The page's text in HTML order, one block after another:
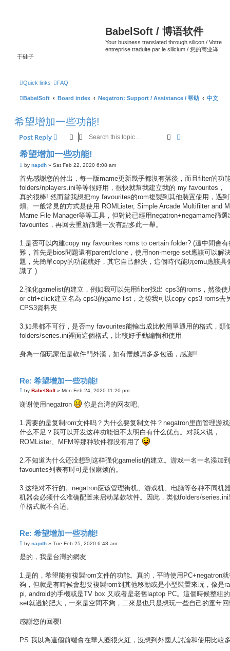
BabelSoft / 博语软件
Your business translated through silicon / Votre
entreprise traduite par le silicium / 您的商业译
于硅子
Quick links FAQ
BabelSoft Board index Negatron: Support / Assistance / 帮助 中文
希望增加一些功能!
Post Reply Search
希望增加一些功能!
P
s
t
by napdh » Sat Feb 22, 2020 6:08 am
首先感謝您的付出，每一版mame更新幾乎都沒有落後，而且filter的功
folders/nplayers.ini等等很好用，很快就幫我建立我的 my favourites，
真的很棒! 然而當我想把my favourites的rom複製到其他裝置使用，遇
煩。一般常見的方式是使用 ROMLister, Simple Arcade Multifilter and
Mame File Manager等等工具，但對於已經用negatron+negamame篩選
favourites，再回去重新篩選一次有點多此一舉。
1.是否可以內建copy my favourites roms to certain folder? (這中間會有
難，首先是bios問題還有parent/clone，使用non-merge set應該可以解
題，先簡單copy的功能就好，其它自己解決，這個時代能玩emu應該具
識了 )
2.強化gamelist的建立，例如我可以先用filter找出 cps3的roms，然後使
or ctrl+click建立名為 cps3的game list，之後我可以copy cps3 roms去
CPS3資料夾
3.如果都不可行，是否my favourites能輸出成比較簡單通用的格式，類
folders/series.ini裡面這個格式，比較好手動編輯和使用
身為一個玩家但是軟件門外漢，如有僭越請多多包涵，感謝!!
Re: 希望增加一些功能!
P
s
t
by BabelSoft» Mon Feb 24, 2020 11:20 pm
谢谢使用negatron 你是台湾的网友吧。
1.需要的是复制rom文件吗？为什么要复制文件？negatron里面管理游
什么不足？我可以开发这种功能但不太明白有什么优点。对我来说，
ROMLister、MFM等那种软件都没有用了
2.不知道为什么还没想到这样强化gamelist的建立。游戏一名一名添加到
favourites列表有时可是很麻烦的。
3.这绝对不行的。negatron应该管理街机、游戏机、电脑等各种不同机
机器会必须什么准确配置来启动某款软件。因此，类似folders/
单格式就不合适。
Re: 希望增加一些功能!
P
s
t
by napdh » Tue Feb 25, 2020 6:48 am
是的，我是台灣的網友
1.是的，希望能有複製rom文件的功能。真的，平時使用PC+negatron
夠，但就是有時候會想要複製rom到其他移動或是小型裝置來玩，像是
pi, android的手機或是TV box 又或者是老舊laptop PC。這個時候整組
set就過於肥大，一來是空間不夠，二來是也只是想玩一些自己的童年
感謝您的回覆!
PS 我以為這個前端會在華人圈很火紅，沒想到外國人討論和使用比較